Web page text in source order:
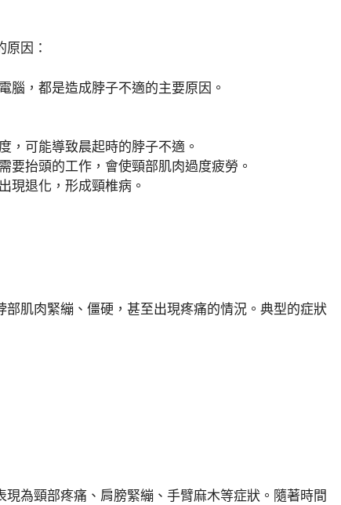
因：
腦，都是造成脖子不適的主要原因。
，可能導致晨起時的脖子不適。
要抬頭的工作，會使頸部肌肉過度疲勞。
現退化，形成頸椎病。
肌肉緊繃、僵硬，甚至出現疼痛的情況。典型的症狀
為頸部疼痛、肩膀緊繃、手臂麻木等症狀。隨著時間